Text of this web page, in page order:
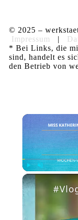
© 2025 –
Impressum
|
* Bei Links, die
sind, handelt es
den Betrieb von
Play